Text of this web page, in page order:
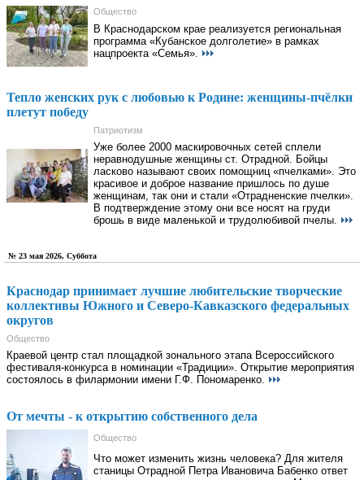
Общество
В Краснодарском крае реализуется региональная
программа «Кубанское долголетие» в рамках
нацпроекта «Семья».
Тепло женских рук с любовью к Родине: женщины-пчёлки
плетут победу
Патриотизм
Уже более 2000 маскировочных сетей сплели
неравнодушные женщины ст. Отрадной. Бойцы
ласково называют своих помощниц «пчелками». Это
красивое и доброе название пришлось по душе
женщинам, так они и стали «Отрадненские пчелки».
В подтверждение этому они все носят на груди
брошь в виде маленькой и трудолюбивой пчелы.
№ 23 мая 2026, Суббота
Краснодар принимает лучшие любительские творческие
коллективы Южного и Северо-Кавказского федеральных
округов
Общество
Краевой центр стал площадкой зонального этапа Всероссийского
фестиваля-конкурса в номинации «Традиции». Открытие мероприятия
состоялось в филармонии имени Г.Ф. Пономаренко.
От мечты - к открытию собственного дела
Общество
Что может изменить жизнь человека? Для жителя
станицы Отрадной Петра Ивановича Бабенко ответ